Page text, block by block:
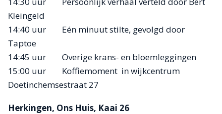
Kleingeld
14:40 uur Eén minuut stilte, gevolgd door
Taptoe
14:45 uur Overige krans- en bloemleggingen
15:00 uur Koffiemoment in wijkcentrum
Doetinchemsestraat 27
Herkingen, Ons Huis, Kaai 26